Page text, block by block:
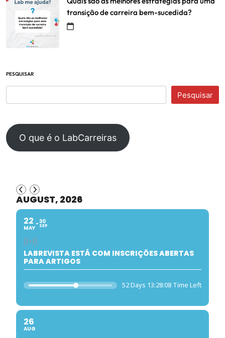
transição de carreira bem-sucedida?
PESQUISAR
Pesquisar
O que é o LabCarreiras
AUGUST, 2026
22
MAY
30
SEP
LABREVISTA ESTÁ COM INSCRIÇÕES ABERTAS
PARA ARTIGOS
52 Days 13:28:08 Time Left
26
AUG